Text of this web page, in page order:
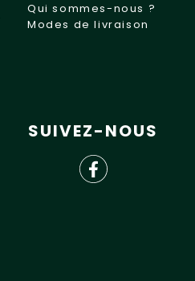
Qui sommes-nous ?
Modes de livraison
SUIVEZ-NOUS